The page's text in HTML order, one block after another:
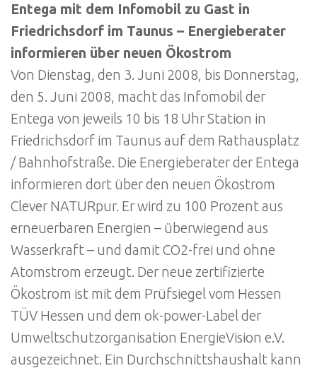
Entega mit dem Infomobil zu Gast in
Friedrichsdorf im Taunus – Energieberater
informieren über neuen Ökostrom
Von Dienstag, den 3. Juni 2008, bis Donnerstag,
den 5. Juni 2008, macht das Infomobil der
Entega von jeweils 10 bis 18 Uhr Station in
Friedrichsdorf im Taunus auf dem Rathausplatz
/ Bahnhofstraße. Die Energieberater der Entega
informieren dort über den neuen Ökostrom
Clever NATURpur. Er wird zu 100 Prozent aus
erneuerbaren Energien – überwiegend aus
Wasserkraft – und damit CO2-frei und ohne
Atomstrom erzeugt. Der neue zertifizierte
Ökostrom ist mit dem Prüfsiegel vom Hessen
TÜV Hessen und dem ok-power-Label der
Umweltschutzorganisation EnergieVision e.V.
ausgezeichnet. Ein Durchschnittshaushalt kann